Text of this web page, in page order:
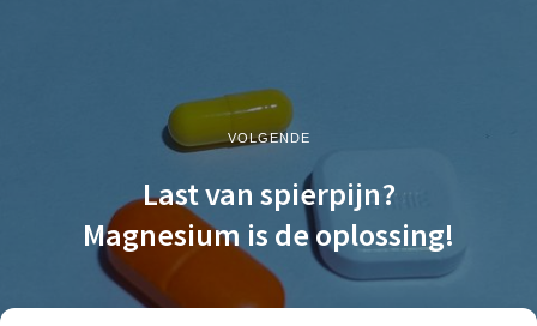
VOLGENDE
Last van spierpijn?
Magnesium is de oplossing!